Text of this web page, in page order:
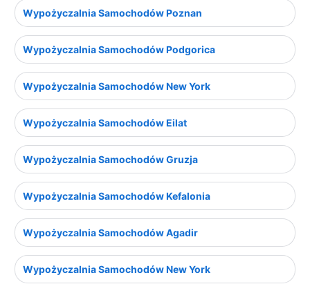
Wypożyczalnia Samochodów Poznan
Wypożyczalnia Samochodów Podgorica
Wypożyczalnia Samochodów New York
Wypożyczalnia Samochodów Eilat
Wypożyczalnia Samochodów Gruzja
Wypożyczalnia Samochodów Kefalonia
Wypożyczalnia Samochodów Agadir
Wypożyczalnia Samochodów New York